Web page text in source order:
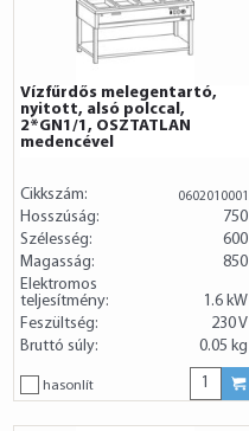
Vízfűrdős melegentartó,
nyitott, alsó polccal,
2*GN1/1, OSZTATLAN
medencével
Cikkszám: 0602010001
Hosszúság:
750
Szélesség:
600
Magasság:
850
Elektromos
teljesítmény:
1.6 kW
Feszültség:
230 V
Bruttó súly:
0.05 kg
hasonlít